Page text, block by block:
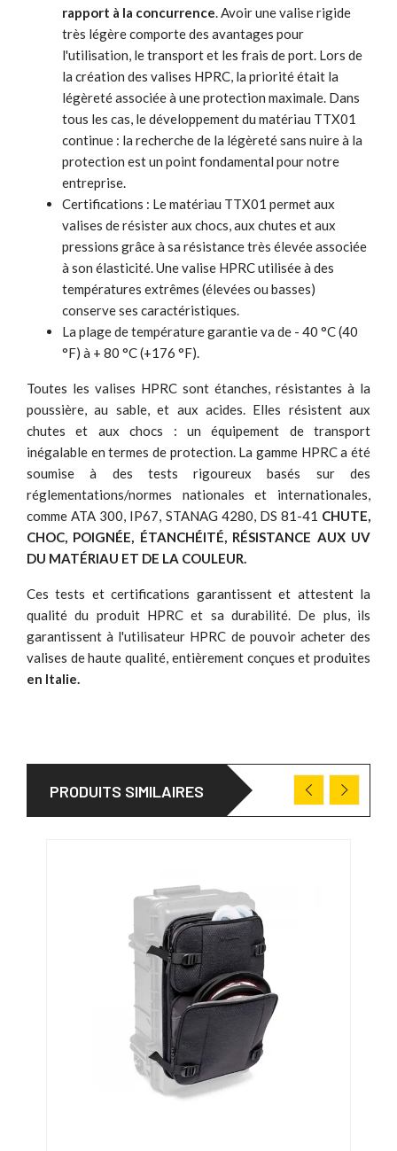
rapport à la concurrence . Avoir une valise rigide
très légère comporte des avantages pour
l'utilisation, le transport et les frais de port. Lors de
la création des valises HPRC, la priorité était la
légèreté associée à une protection maximale. Dans
tous les cas, le développement du matériau TTX01
continue : la recherche de la légèreté sans nuire à la
protection est un point fondamental pour notre
entreprise.
Certifications : Le matériau TTX01 permet aux
valises de résister aux chocs, aux chutes et aux
pressions grâce à sa résistance très élevée associée
à son élasticité. Une valise HPRC utilisée à des
températures extrêmes (élevées ou basses)
conserve ses caractéristiques.
La plage de température garantie va de - 40 °C (40
°F) à + 80 °C (+176 °F).
Toutes les valises HPRC sont étanches, résistantes à la
poussière, au sable, et aux acides. Elles résistent aux
chutes et aux chocs : un équipement de transport
inégalable en termes de protection. La gamme HPRC a été
soumise à des tests rigoureux basés sur des
réglementations/normes nationales et internationales,
comme ATA 300, IP67, STANAG 4280, DS 81-41 CHUTE,
CHOC, POIGNÉE, ÉTANCHÉITÉ, RÉSISTANCE AUX UV
DU MATÉRIAU ET DE LA COULEUR.
Ces tests et certifications garantissent et attestent la
qualité du produit HPRC et sa durabilité. De plus, ils
garantissent à l'utilisateur HPRC de pouvoir acheter des
valises de haute qualité, entièrement conçues et produites
en Italie.
PRODUITS SIMILAIRES